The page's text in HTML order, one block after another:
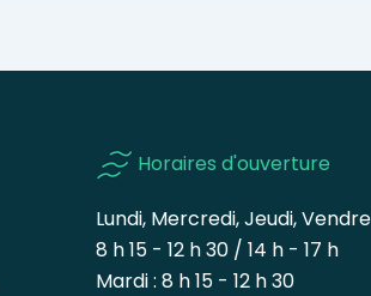
Horaires d'ouverture
Lundi, Mercredi, Jeudi,
8 h 15 - 12 h 30 / 14 h - 17 h
Mardi : 8 h 15 - 12 h 30